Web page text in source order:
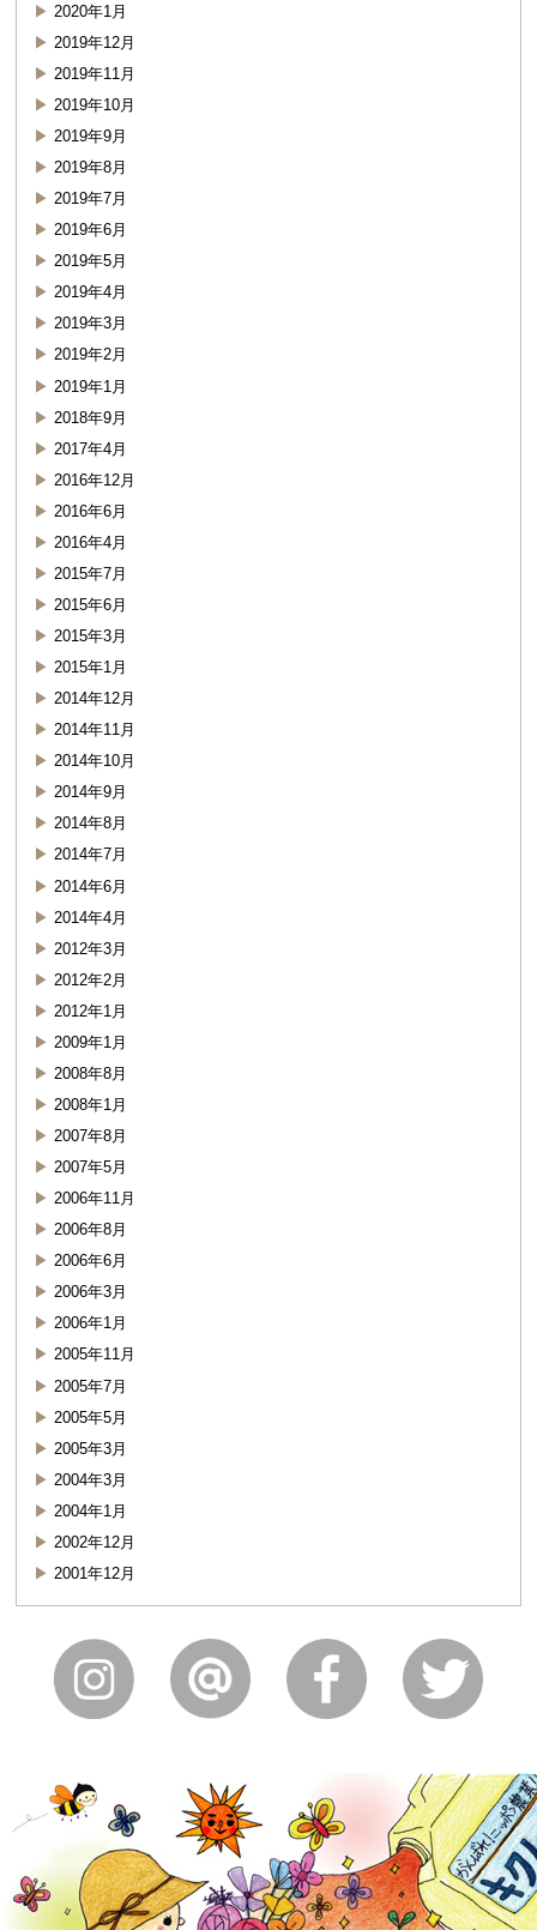
2020年1月
2019年12月
2019年11月
2019年10月
2019年9月
2019年8月
2019年7月
2019年6月
2019年5月
2019年4月
2019年3月
2019年2月
2019年1月
2018年9月
2017年4月
2016年12月
2016年6月
2016年4月
2015年7月
2015年6月
2015年3月
2015年1月
2014年12月
2014年11月
2014年10月
2014年9月
2014年8月
2014年7月
2014年6月
2014年4月
2012年3月
2012年2月
2012年1月
2009年1月
2008年8月
2008年1月
2007年8月
2007年5月
2006年11月
2006年8月
2006年6月
2006年3月
2006年1月
2005年11月
2005年7月
2005年5月
2005年3月
2004年3月
2004年1月
2002年12月
2001年12月